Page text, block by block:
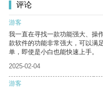
评论
游客
我一直在寻找一款功能强大、操
款软件的功能非常强大，可以满
单，即使是小白也能快速上手。
2025-02-04
游客